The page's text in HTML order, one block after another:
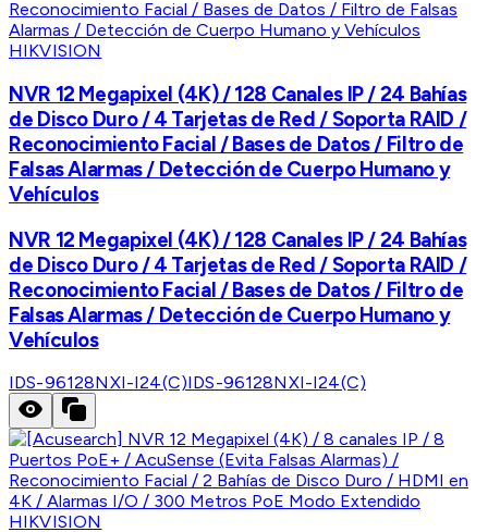
HIKVISION
NVR 12 Megapixel (4K) / 128 Canales IP / 24 Bahías
de Disco Duro / 4 Tarjetas de Red / Soporta RAID /
Reconocimiento Facial / Bases de Datos / Filtro de
Falsas Alarmas / Detección de Cuerpo Humano y
Vehículos
NVR 12 Megapixel (4K) / 128 Canales IP / 24 Bahías
de Disco Duro / 4 Tarjetas de Red / Soporta RAID /
Reconocimiento Facial / Bases de Datos / Filtro de
Falsas Alarmas / Detección de Cuerpo Humano y
Vehículos
IDS-96128NXI-I24(C)IDS-96128NXI-I24(C)
HIKVISION